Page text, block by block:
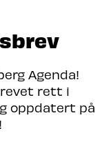
Agenda!
rett i
oppdatert på